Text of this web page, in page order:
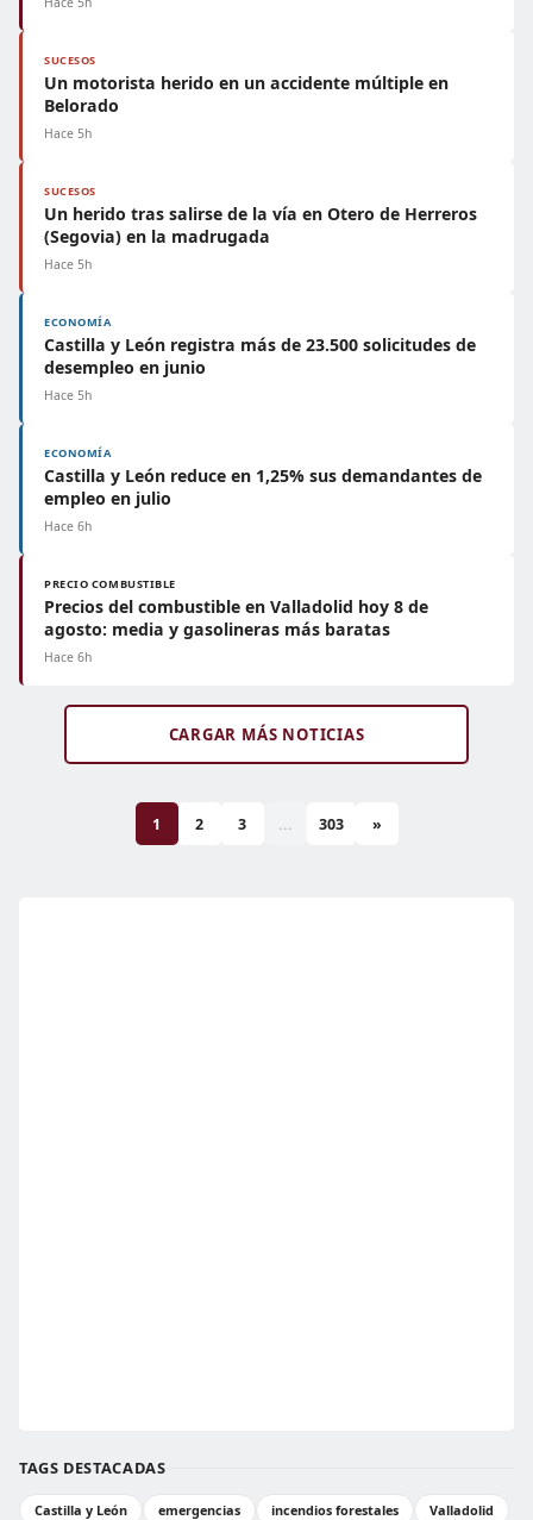
SUCESOS
Un motorista herido en un accidente múltiple en
Belorado
Hace 5h
SUCESOS
Un herido tras salirse de la vía en Otero de Herreros
(Segovia) en la madrugada
Hace 5h
ECONOMÍA
Castilla y León registra más de 23.500 solicitudes de
desempleo en junio
Hace 5h
ECONOMÍA
Castilla y León reduce en 1,25% sus demandantes de
empleo en julio
Hace 6h
PRECIO COMBUSTIBLE
Precios del combustible en Valladolid hoy 8 de
agosto: media y gasolineras más baratas
Hace 6h
CARGAR MÁS NOTICIAS
1 2 3 ... 303 »
TAGS DESTACADAS
Castilla y León emergencias incendios forestales
Valladolid